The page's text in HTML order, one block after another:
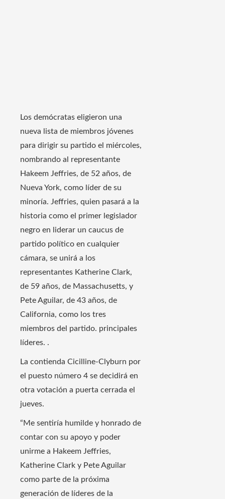
Los demócratas eligieron una
nueva lista de miembros jóvenes
para dirigir su partido el miércoles,
nombrando al representante
Hakeem Jeffries, de 52 años, de
Nueva York, como líder de su
minoría. Jeffries, quien pasará a la
historia como el primer legislador
negro en liderar un caucus de
partido político en cualquier
cámara, se unirá a los
representantes Katherine Clark,
de 59 años, de Massachusetts, y
Pete Aguilar, de 43 años, de
California, como los tres
miembros del partido. principales
líderes. .
La contienda Cicilline-Clyburn por
el puesto número 4 se decidirá en
otra votación a puerta cerrada el
jueves.
“Me sentiría humilde y honrado de
contar con su apoyo y poder
unirme a Hakeem Jeffries,
Katherine Clark y Pete Aguilar
como parte de la próxima
generación de líderes de la